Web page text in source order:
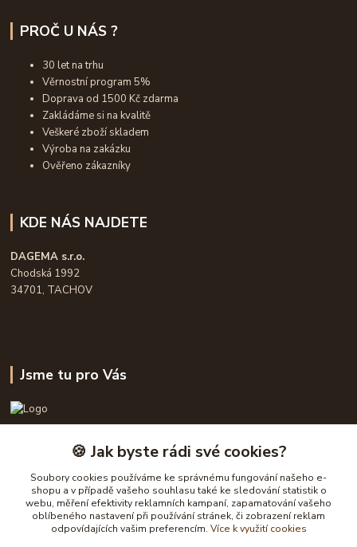
PROČ U NÁS ?
30 let na trhu
Věrnostní program 5%
Doprava od 1500 Kč zdarma
Zakládáme si na kvalitě
Veškeré zboží skladem
Výroba na zakázku
Ověřeno zákazníky
KDE NÁS NAJDETE
DAGEMA s.r.o.
Chodská 1992
34701, TACHOV
Jsme tu pro Vás
Frühauf Emanuel, Havelková Dagmar
777632148, 777 832 148
obchod@opasky.cz
🍪 Jak byste rádi své cookies?
Soubory cookies používáme ke správnému fungování našeho e-
shopu a v případě vašeho souhlasu také ke sledování statistik o
webu, měření efektivity reklamních kampaní, zapamatování vašeho
oblíbeného nastavení při používání stránek, či zobrazení reklam
odpovídajících vašim preferencím. Více k využití cookies